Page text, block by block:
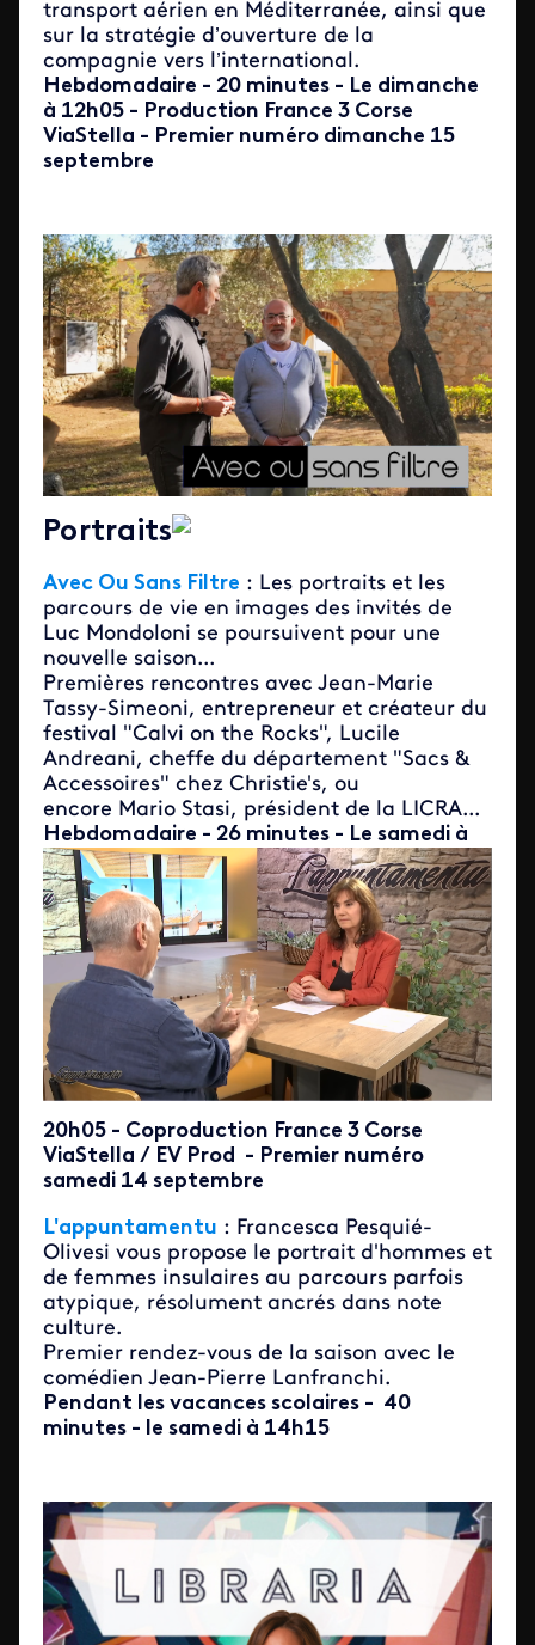
transport aérien en Méditerranée, ainsi que
sur la stratégie d’ouverture de la
compagnie vers l’international.
Hebdomadaire - 20 minutes - Le dimanche
à 12h05 - Production France 3 Corse
ViaStella - Premier numéro dimanche 15
septembre
Portraits
Avec Ou Sans Filtre : Les portraits et les
parcours de vie en images des invités de
Luc Mondoloni se poursuivent pour une
nouvelle saison...
Premières rencontres avec Jean-Marie
Tassy-Simeoni, entrepreneur et créateur du
festival "Calvi on the Rocks", Lucile
Andreani, cheffe du département "Sacs &
Accessoires" chez Christie's, ou
encore Mario Stasi, président de la LICRA...
Hebdomadaire - 26 minutes - Le samedi à
20h05 - Coproduction France 3 Corse
ViaStella / EV Prod - Premier numéro
samedi 14 septembre
L'appuntamentu : Francesca Pesquié-
Olivesi vous propose le portrait d'hommes et
de femmes insulaires au parcours parfois
atypique, résolument ancrés dans note
culture.
Premier rendez-vous de la saison avec le
comédien Jean-Pierre Lanfranchi.
Pendant les vacances scolaires - 40
minutes - le samedi à 14h15